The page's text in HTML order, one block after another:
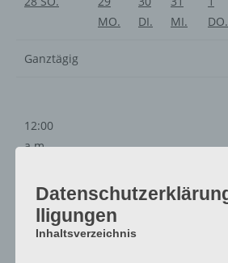
MO.
DI.
MI.
DO.
Ganztägig
12:00
a.m.
a.m.
2:00
a.m.
lligungen
Inhaltsverzeichnis